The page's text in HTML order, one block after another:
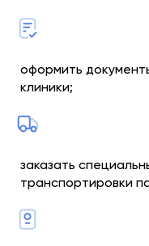
оформить
клиники;
заказать
транспортировки